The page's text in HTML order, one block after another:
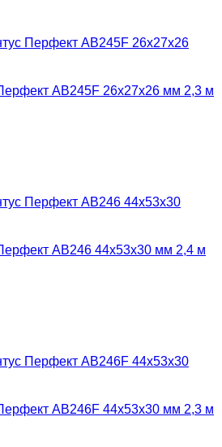
AB245F 26х27х26 мм 2,3 м
AB246 44х53х30 мм 2,4 м
AB246F 44х53х30 мм 2,3 м